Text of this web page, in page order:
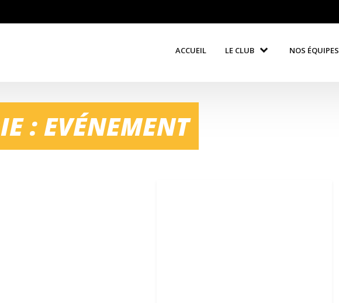
ACCUEIL LE CLUB NOS ÉQUIPES
: EVÉNEMENT